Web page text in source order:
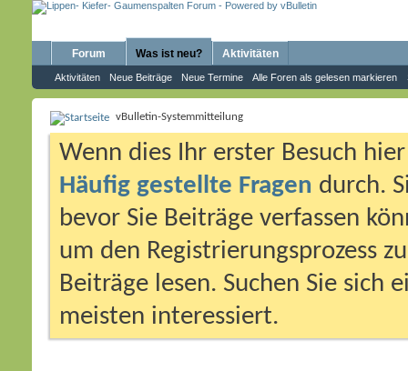
Forum Was ist neu?
Aktivitäten Neue Beiträge Neue Termine Alle Foren als gelesen markieren
Aktivitäten
vBulletin-Systemmitteilung
Wenn dies Ihr erster Besuch
Häufig gestellte Fragen durch.
bevor Sie Beiträge verfassen
um den Registrierungsprozess
Beiträge lesen. Suchen Sie sich
meisten interessiert.